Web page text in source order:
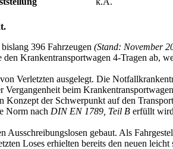
396 Fahrzeugen (Stand: November
Krankentransportwagen 4-Tragen ab,
Verletzten ausgelegt. Die
Vergangenheit beim
der Schwerpunkt auf den
Norm nach DIN EN 1789, Teil B erfüllt
gebaut. Als
Loses erhielten bereits den neuen